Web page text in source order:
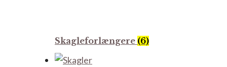
Skagleforlængere (6)